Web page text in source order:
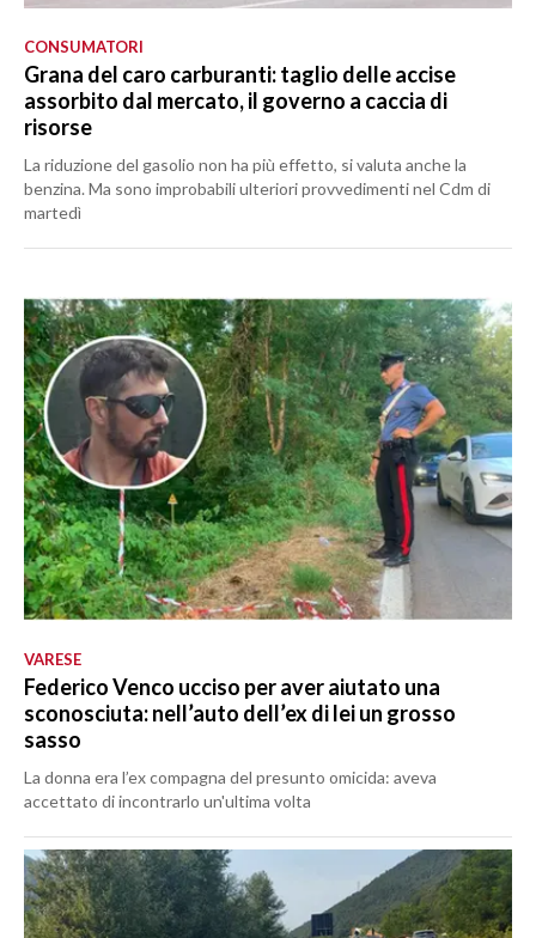
CONSUMATORI
Grana del caro carburanti: taglio delle accise
assorbito dal mercato, il governo a caccia di
risorse
La riduzione del gasolio non ha più effetto, si valuta anche la
benzina. Ma sono improbabili ulteriori provvedimenti nel Cdm di
martedì
VARESE
Federico Venco ucciso per aver aiutato una
sconosciuta: nell’auto dell’ex di lei un grosso
sasso
La donna era l’ex compagna del presunto omicida: aveva
accettato di incontrarlo un'ultima volta